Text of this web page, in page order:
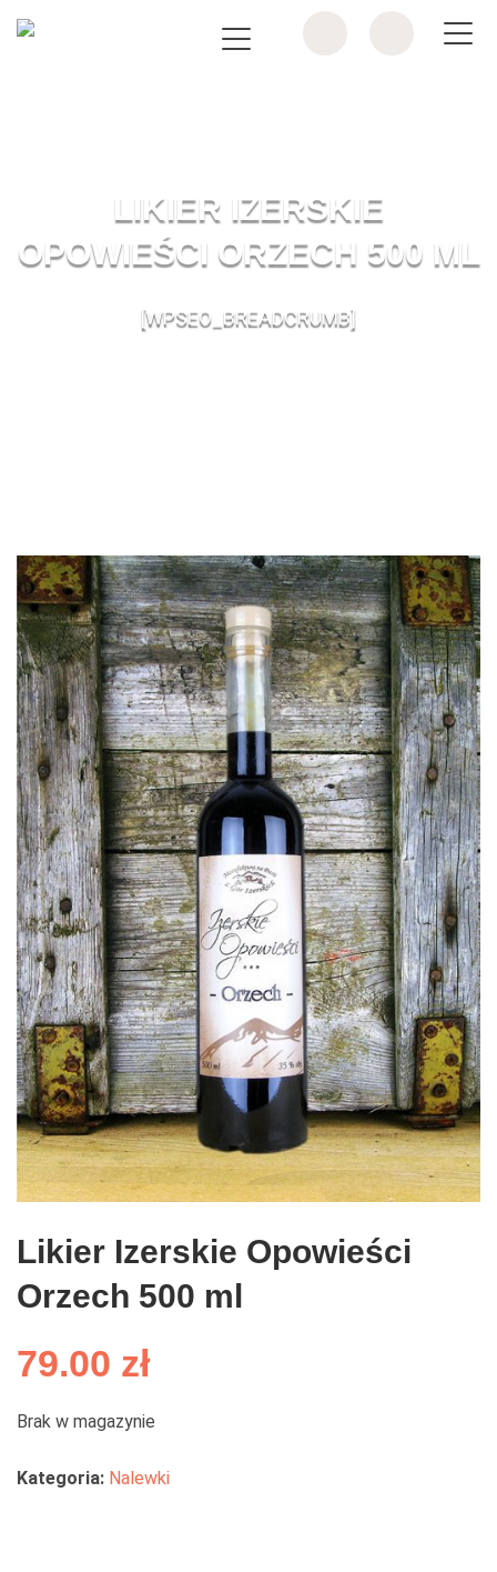
LIKIER IZERSKIE
OPOWIEŚCI ORZECH 500 ML
[WPSEO_BREADCRUMB]
Likier Izerskie Opowieści
Orzech 500 ml
79.00 zł
Brak w magazynie
Kategoria: Nalewki